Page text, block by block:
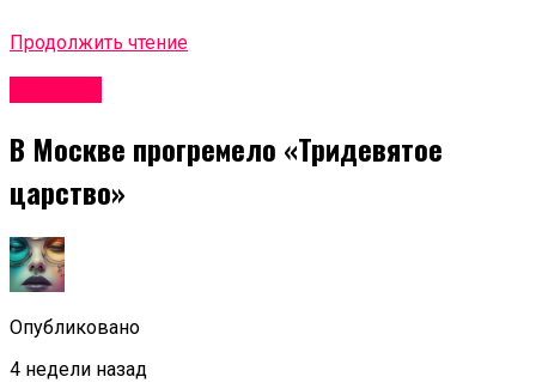
Продолжить чтение
В Москве прогремело «Тридевятое
царство»
Опубликовано
4 недели назад